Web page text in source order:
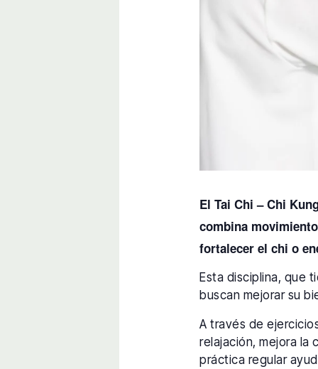
El Tai Chi – Chi
combina
fortalecer el chi o
Esta disciplina, que
buscan mejorar su
A través de
relajación, mejora la
práctica regular